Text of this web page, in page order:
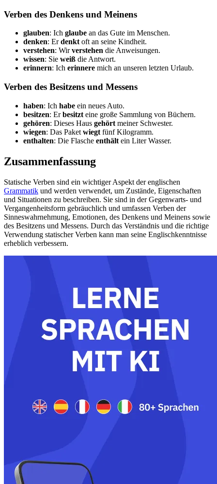
Verben des Denkens und Meinens
glauben: Ich glaube an das Gute im Menschen.
denken: Erdenkt oft an seine Kindheit.
verstehen: Wirverstehen die Anweisungen.
wissen: Sie weiß die Antwort.
erinnern: Ich erinnere mich an unseren letzten Urlaub.
Verben des Besitzens und Messens
haben: Ich habe ein neues Auto.
besitzen: Erbesitzt eine große Sammlung von Büchern.
gehören: Dieses Haus gehört meiner Schwester.
wiegen: Das Paket wiegt fünf Kilogramm.
enthalten: Die Flasche enthält ein Liter Wasser.
Zusammenfassung
Statische Verben sind ein wichtiger Aspekt der englischen
Grammatik und werden verwendet, um Zustände, Eigenschaften
und Situationen zu beschreiben. Sie sind in der Gegenwarts- und
Vergangenheitsform gebräuchlich und umfassen Verben der
Sinneswahrnehmung, Emotionen, des Denkens und Meinens sowie
des Besitzens und Messens. Durch das Verständnis und die richtige
Verwendung statischer Verben kann man seine Englischkenntnisse
erheblich verbessern.